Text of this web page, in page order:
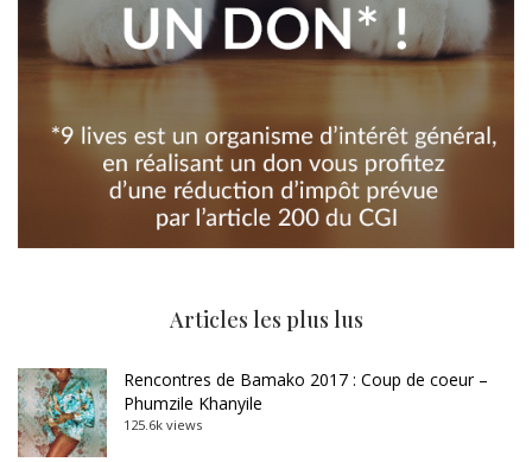
Articles les plus lus
Rencontres de Bamako 2017 : Coup de coeur –
Phumzile Khanyile
125.6k views